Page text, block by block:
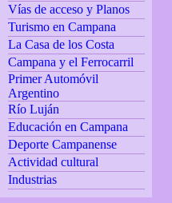
Vías de acceso y Planos
Turismo en Campana
La Casa de los Costa
Campana y el Ferrocarril
Primer Automóvil
Argentino
Río Luján
Educación en Campana
Deporte Campanense
Actividad cultural
Industrias